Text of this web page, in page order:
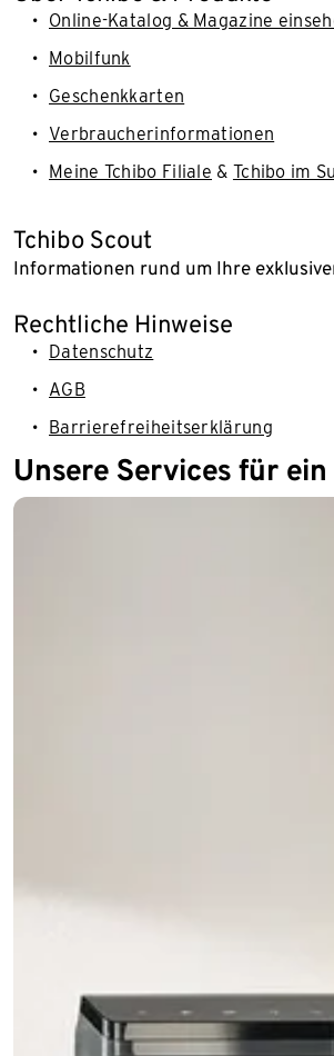
Online-Katalog & Magazine
Mobilfunk
Geschenkkarten
Verbraucherinformationen
Meine Tchibo Filiale & Tchibo im
Tchibo Scout
Informationen rund um Ihre
Rechtliche Hinweise
Datenschutz
AGB
Barrierefreiheitserklärung
Unsere Services für